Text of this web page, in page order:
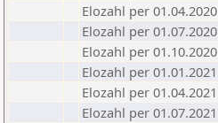
Elozahl per 01.04.2020
Elozahl per 01.07.2020
Elozahl per 01.10.2020
Elozahl per 01.01.2021
Elozahl per 01.04.2021
Elozahl per 01.07.2021